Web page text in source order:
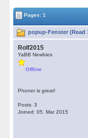
Pages: 1
popup-Fenster (Read
Rolf2015
YaBB Newbies
Offline
Phoner is great!
Posts: 3
Joined: 05. Mar 2015